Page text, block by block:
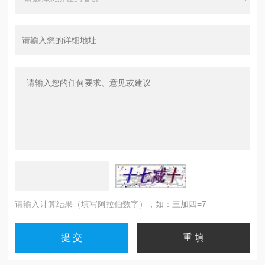
请输入计算结果（填写阿拉伯数字），如：三加四=7